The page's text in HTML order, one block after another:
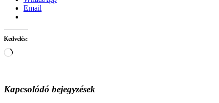
Email
Kedvelés:
Loading…
Kapcsolódó bejegyzések